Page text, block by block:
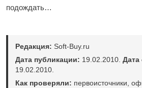
подождать…
Редакция: Soft-Buy.ru
Дата публикации: 19.02.2010. Дата
19.02.2010.
Как проверяли: первоисточники,